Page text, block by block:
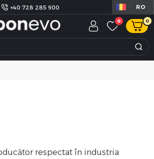
+40 728 285 900 RO
0 0
respectat în industria